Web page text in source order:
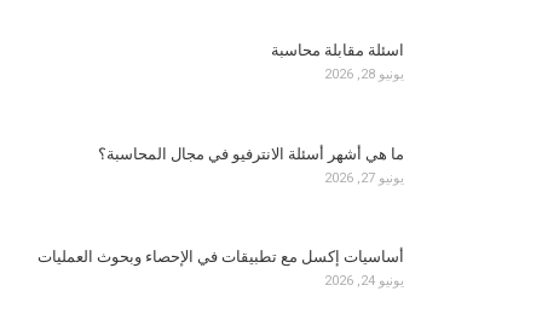
اسئلة مقابلة محاسبة
يونيو 28, 2026
ما هي أشهر أسئلة الانترفيو في مجال المحاسبة؟
يونيو 27, 2026
أساسيات إكسل مع تطبيقات في الإحصاء وبحوث العمليات
يونيو 24, 2026